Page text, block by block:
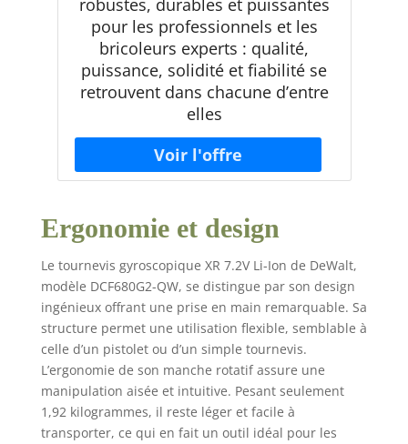
robustes, durables et puissantes
pour les professionnels et les
bricoleurs experts : qualité,
puissance, solidité et fiabilité se
retrouvent dans chacune d’entre
elles
Ergonomie et design
Le tournevis gyroscopique XR 7.2V Li-Ion de DeWalt,
modèle DCF680G2-QW, se distingue par son design
ingénieux offrant une prise en main remarquable. Sa
structure permet une utilisation flexible, semblable à
celle d’un pistolet ou d’un simple tournevis.
L’ergonomie de son manche rotatif assure une
manipulation aisée et intuitive. Pesant seulement
1,92 kilogrammes, il reste léger et facile à
transporter, ce qui en fait un outil idéal pour les